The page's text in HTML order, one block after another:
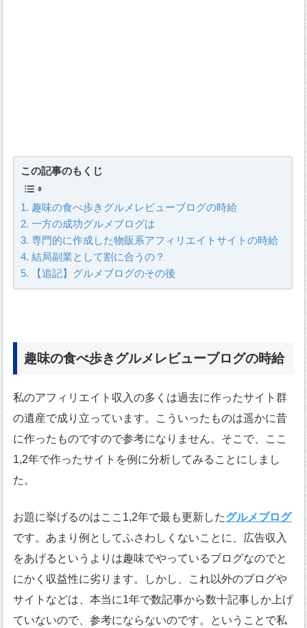
この記事のもくじ
趣味の食べ歩きグルメレビューブログの時給
一方の成功グルメブログは
専門的に作成した物販系アフィリエイトサイトの時給
結局副業として割に合うの？
【追記】グルメブログのその後
趣味の食べ歩きグルメレビューブログの時給
私のアフィリエイト収入の多くは過去に作ったサイト群
の遺産で成り立っています。こういったものは遥かに昔
に作ったものですので参考になりません。そこで、ここ
1,2年で作ったサイトを例に分析してみることにしまし
た。
お題に挙げるのはここ1,2年で最も更新したグルメブログ
です。あまり例としてふさわしくないことに、広告収入
をあげるというよりは趣味でやっているブログなのでと
にかく収益性に劣ります。しかし、これ以外のブログや
サイトなどは、本当に1年で数記事から数十記事しか上げ
ていないので、参考にならないのです。ということで私